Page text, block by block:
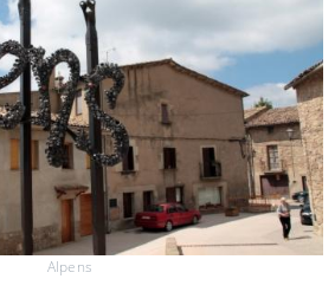
Alpens